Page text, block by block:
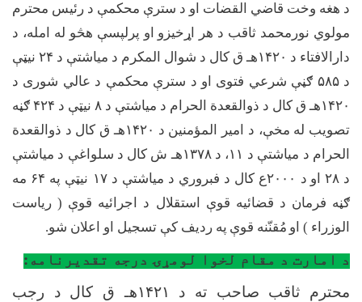
د هغه وخت قاضي القضات او د سترې محکمې د رئیس محترم
مولوي نورمحمد ثاقب د هر اړخیزو او پرلپسې هڅو له امله، د
دارالافتاء د ۱۴۲۰هـ ق کال د شوال المکرم د میاشتې د ۲۴ نیټې
د۵۸۵ ګڼې شرعي فتوی او د سترې محکمې د عالي شوری د
۱۴۲۰هـ ق کال د ذوالقعدة الحرام د میاشتې د ۸ نیټې د ۴۲۴ ګڼه
تصویب له مخې، د امیر المؤمنین د ۱۴۲۰هـ ق کال د ذوالقعدة
الحرام د میاشتې د ۱۱، د۱۳۷۸هـ ش کال د سلواغې د میاشتې
د۲۸ او د ۲۰۰۰ع کال د فبروري د میاشتې د۱۷ نیټې په ۶۴ مه
ګڼه فرمان د قضائیه قوې استقلال د اجرائیه قوې ( ریاست
الوزراء ) او مُقنّنه قوې په ردیف کې تسجیل او اعلان شو.
د امارت د مقام لخوا لومړۍ درجه تقديرنامه:
محترم ثاقب صاحب ته د
۱۴۲۱هـ ق کال د رجب